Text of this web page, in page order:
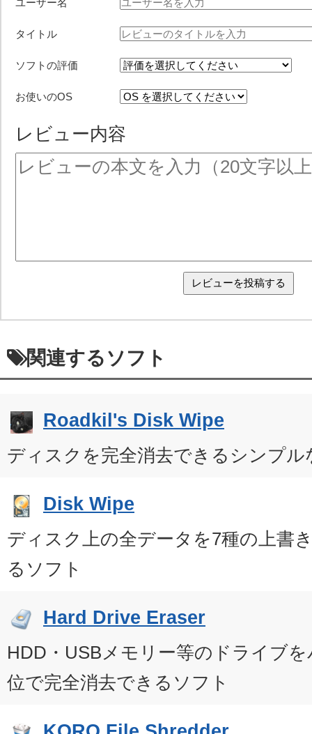
タイトル
ソフトの評価
お使いのOS
レビュー内容
関連するソフト
Roadkil's Disk Wipe
ディスクを完全消去できるシンプル
Disk Wipe
ディスク上の全データを7種の上書
るソフト
Hard Drive Eraser
HDD・USBメモリー等のドライブ
位で完全消去できるソフト